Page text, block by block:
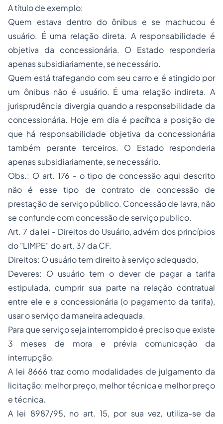
A título de exemplo:
Quem estava dentro do ônibus e se machucou é
usuário. É uma relação direta. A responsabilidade é
objetiva da concessionária. O Estado responderia
apenas subsidiariamente, se necessário.
Quem está trafegando com seu carro e é atingido por
um ônibus não é usuário. É uma relação indireta. A
jurisprudência divergia quando a responsabilidade da
concessionária. Hoje em dia é pacífica a posição de
que há responsabilidade objetiva da concessionária
também perante terceiros. O Estado responderia
apenas subsidiariamente, se necessário.
Obs.: O art. 176 - o tipo de concessão aqui descrito
não é esse tipo de contrato de concessão de
prestação de serviço público. Concessão de lavra, não
se confunde com concessão de serviço publico.
Art. 7 da lei - Direitos do Usuário, advém dos princípios
do "LIMPE" do art. 37 da CF.
Direitos: O usuário tem direito à serviço adequado,
Deveres: O usuário tem o dever de pagar a tarifa
estipulada, cumprir sua parte na relação contratual
entre ele e a concessionária (o pagamento da tarifa),
usar o serviço da maneira adequada.
Para que serviço seja interrompido é preciso que existe
3 meses de mora e prévia comunicação da
interrupção.
A lei 8666 traz como modalidades de julgamento da
licitação: melhor preço, melhor técnica e melhor preço
e técnica.
A lei 8987/95, no art. 15, por sua vez, utiliza-se da